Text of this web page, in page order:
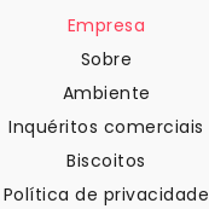
Empresa
Sobre
Ambiente
Inquéritos comerciais
Biscoitos
Política de privacidade